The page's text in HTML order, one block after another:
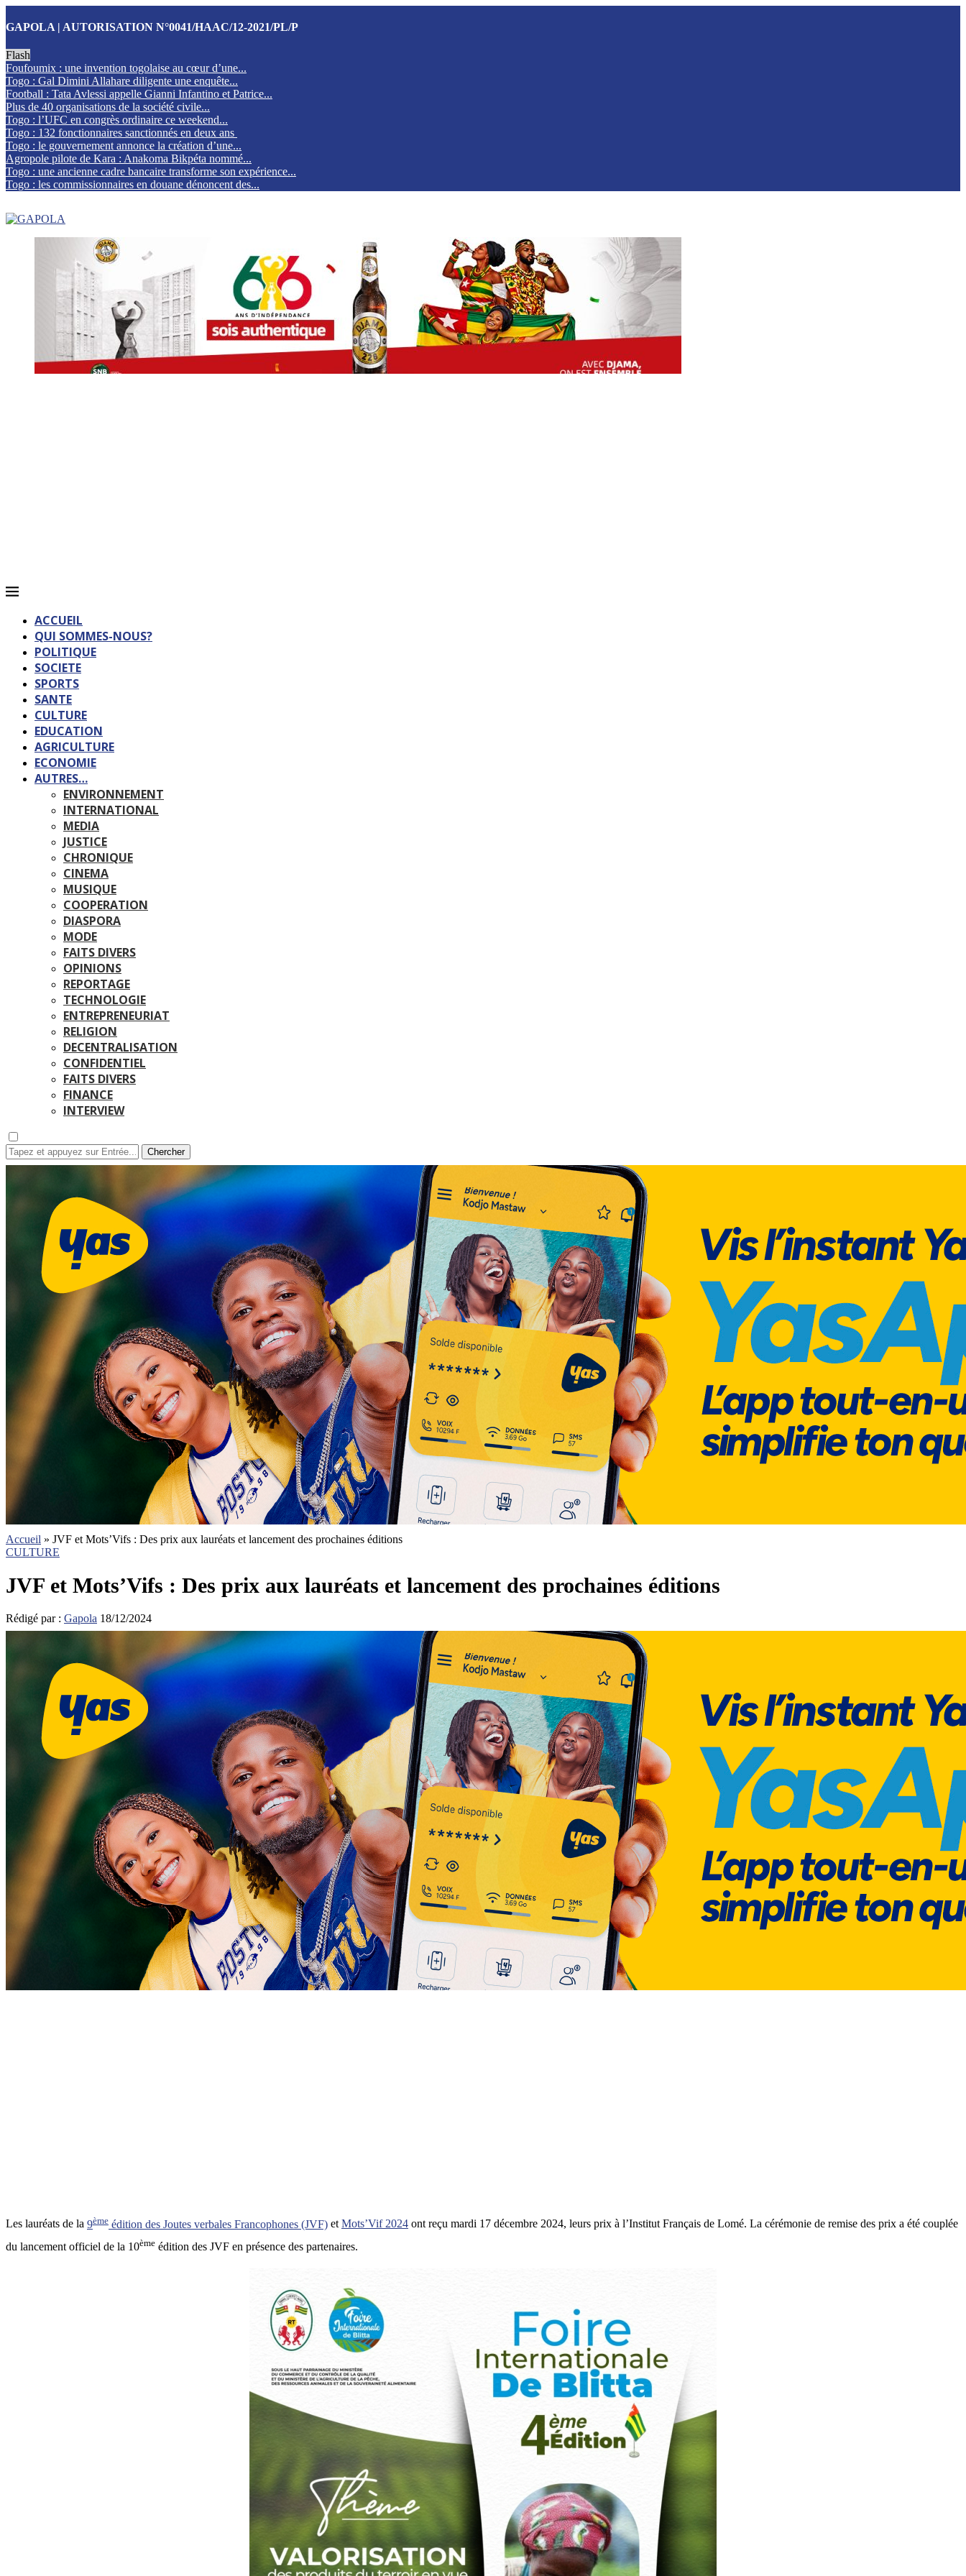
GAPOLA | AUTORISATION N°0041/HAAC/12-2021/PL/P
Flash
Foufoumix : une invention togolaise au cœur d’une...
Togo : Gal Dimini Allahare diligente une enquête...
Football : Tata Avlessi appelle Gianni Infantino et Patrice...
Plus de 40 organisations de la société civile...
Togo : l’UFC en congrès ordinaire ce weekend...
Togo : 132 fonctionnaires sanctionnés en deux ans
Togo : le gouvernement annonce la création d’une...
Agropole pilote de Kara : Anakoma Bikpéta nommé...
Togo : une ancienne cadre bancaire transforme son expérience...
Togo : les commissionnaires en douane dénoncent des...
ACCUEIL
QUI SOMMES-NOUS?
POLITIQUE
SOCIETE
SPORTS
SANTE
CULTURE
EDUCATION
AGRICULTURE
ECONOMIE
AUTRES…
ENVIRONNEMENT
INTERNATIONAL
MEDIA
JUSTICE
CHRONIQUE
CINEMA
MUSIQUE
COOPERATION
DIASPORA
MODE
FAITS DIVERS
OPINIONS
REPORTAGE
TECHNOLOGIE
ENTREPRENEURIAT
RELIGION
DECENTRALISATION
CONFIDENTIEL
FAITS DIVERS
FINANCE
INTERVIEW
Chercher
Accueil » JVF et Mots’Vifs : Des prix aux lauréats et lancement des prochaines éditions
CULTURE
JVF et Mots’Vifs : Des prix aux lauréats et lancement des prochaines éditions
Rédigé par : Gapola 18/12/2024
Les lauréats de la 9ème édition des Joutes verbales Francophones (JVF) etMots’Vif 2024 ont reçu mardi 17 décembre 2024, leurs prix à l’Institut Français de Lomé. La cérémonie de remise des prix a été couplée
du lancement officiel de la 10ème édition des JVF en présence des partenaires.